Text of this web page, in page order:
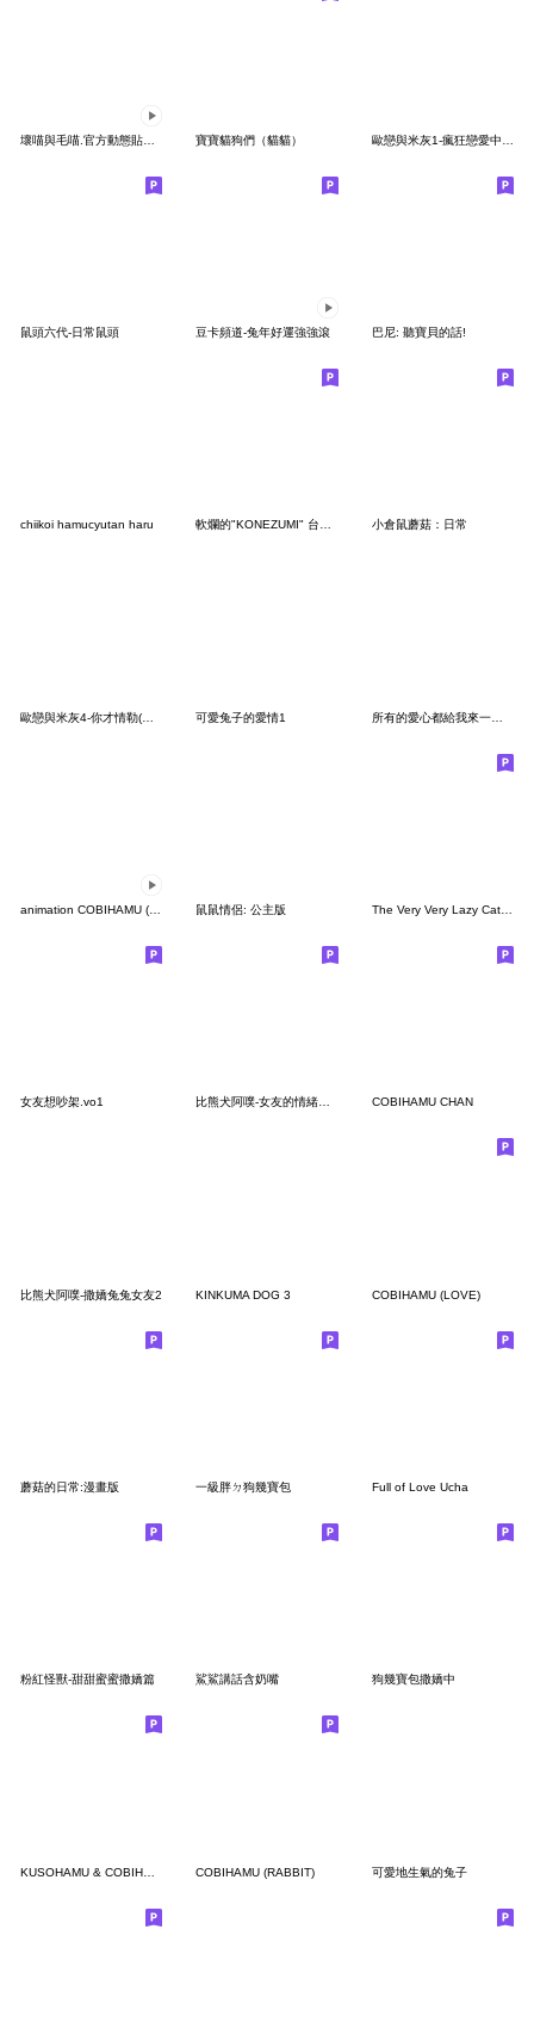
寶寶貓狗們（貓貓）
鼠頭六代-日常鼠頭 豆卡頻道-兔年好運強強滾 巴尼: 聽寶貝的話!
chiikoi hamucyutan haru 軟爛的"KONEZUMI" 台灣版 小倉鼠蘑菇：日常
可愛兔子的愛情1 所有的愛心都給我來一點02_##戀愛腦
鼠鼠情侶: 公主版 The Very Very Lazy Cat 6.0 (Wordless)
女友想吵架.vo1 比熊犬阿噗-女友的情緒小狀態！ COBIHAMU CHAN
比熊犬阿噗-撒嬌兔兔女友2 KINKUMA DOG 3 COBIHAMU (LOVE)
蘑菇的日常:漫畫版 一級胖ㄉ狗幾寶包 Full of Love Ucha
粉紅怪獸-甜甜蜜蜜撒嬌篇 鯊鯊講話含奶嘴 狗幾寶包撒嬌中
COBIHAMU (RABBIT) 可愛地生氣的兔子